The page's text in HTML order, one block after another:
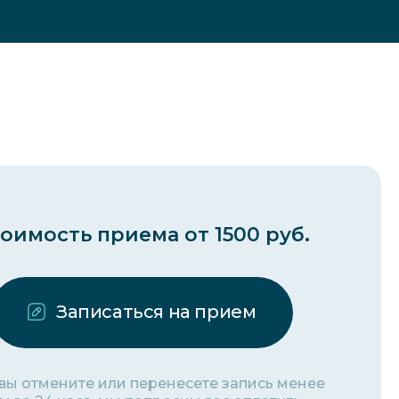
приема от 1500 руб.
Записаться на прием
отмените или перенесете запись менее